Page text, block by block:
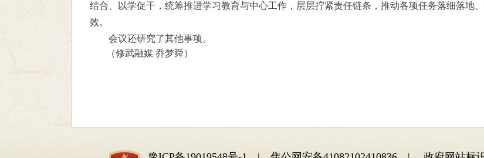
结合、以学促干，统筹推进学习教育与中心工作，层层拧紧责任链条，推动各项任务落细落地
效。
会议还研究了其他事项。
（修武融媒 乔梦舜）